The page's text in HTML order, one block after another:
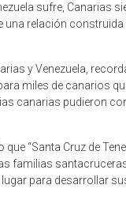
sufre, Canarias
relación
y Venezuela,
miles de canarios
canarias pudieron
“Santa Cruz de
familias
para desarrollar